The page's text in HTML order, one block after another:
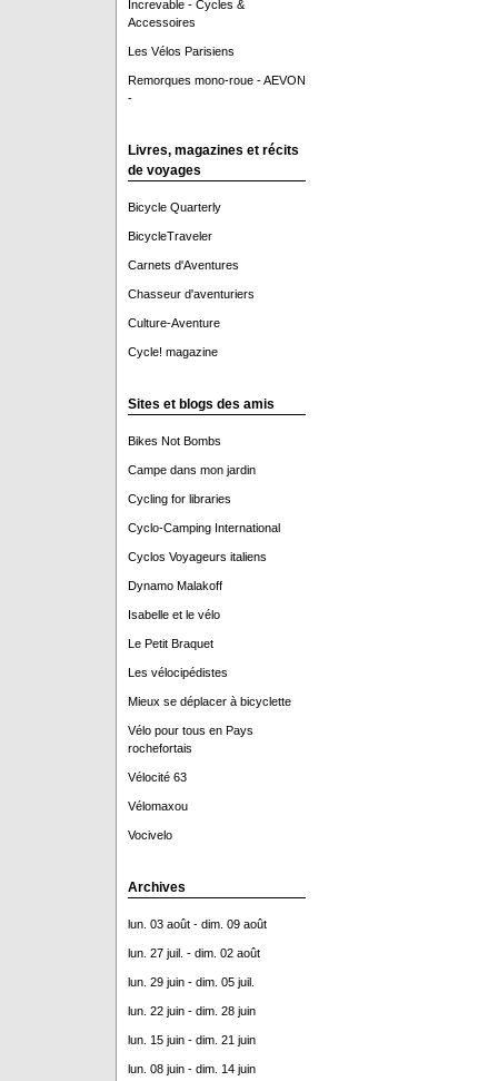
Increvable - Cycles &
Accessoires
Les Vélos Parisiens
Remorques mono-roue - AEVON
-
Livres, magazines et récits
de voyages
Bicycle Quarterly
BicycleTraveler
Carnets d'Aventures
Chasseur d'aventuriers
Culture-Aventure
Cycle! magazine
Sites et blogs des amis
Bikes Not Bombs
Campe dans mon jardin
Cycling for libraries
Cyclo-Camping International
Cyclos Voyageurs italiens
Dynamo Malakoff
Isabelle et le vélo
Le Petit Braquet
Les vélocipédistes
Mieux se déplacer à bicyclette
Vélo pour tous en Pays
rochefortais
Vélocité 63
Vélomaxou
Vocivelo
Archives
lun. 03 août - dim. 09 août
lun. 27 juil. - dim. 02 août
lun. 29 juin - dim. 05 juil.
lun. 22 juin - dim. 28 juin
lun. 15 juin - dim. 21 juin
lun. 08 juin - dim. 14 juin